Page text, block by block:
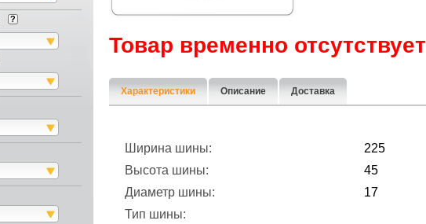
Товар временно отсутствует
Характеристики Описание Доставка
Ширина шины:
225
Высота шины:
45
Диаметр шины:
17
Тип шины: